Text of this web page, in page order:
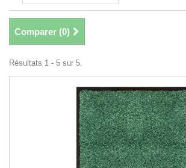
Comparer (0)
Résultats 1 - 5 sur 5.